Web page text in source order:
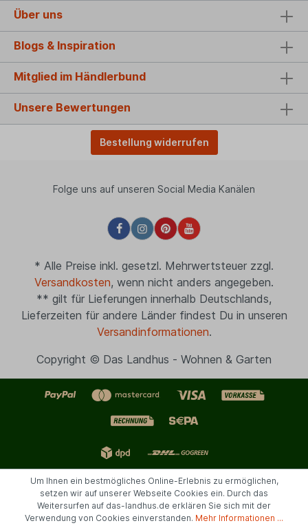
Über uns
Blogs & Inspiration
Mitglied im Händlerbund
Unsere Bewertungen
Bestellung widerrufen
Folge uns auf unseren Social Media Kanälen
* Alle Preise inkl. gesetzl. Mehrwertsteuer zzgl.
Versandkosten, wenn nicht anders angegeben.
** gilt für Lieferungen innerhalb Deutschlands,
Lieferzeiten für andere Länder findest Du in unseren
Versandinformationen.
Copyright © Das Landhus - Wohnen & Garten
Um Ihnen ein bestmögliches Online-Erlebnis zu ermöglichen,
setzen wir auf unserer Webseite Cookies ein. Durch das
Weitersurfen auf das-landhus.de erklären Sie sich mit der
Verwendung von Cookies einverstanden. Mehr Informationen ...